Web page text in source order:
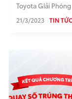
Toyota Giải Phóng
21/3/2023 TIN